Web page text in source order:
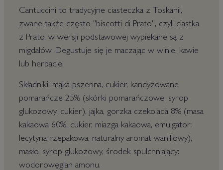
Cantuccini to tradycyjne ciasteczka z Toskanii,
zwane także często "biscotti di Prato", czyli ciastka
z Prato, w wersji podstawowej wypiekane są z
migdałów. Degustuje się je maczając w winie, kawie
lub herbacie.
Składniki: mąka pszenna, cukier, kandyzowane
pomarańcze 25% (skórki pomarańczowe, syrop
glukozowy, cukier), jajka, gorzka czekolada 8% (masa
kakaowa 60%, cukier, miazga kakaowa, emulgator:
lecytyna rzepakowa, naturalny aromat waniliowy),
masło, syrop glukozowy, środek spulchniający:
wodorowęglan amonu.